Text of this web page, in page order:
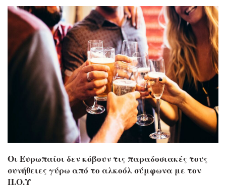
Οι Ευρωπαίοι δεν κόβουν τις παραδοσιακές τους
συνήθειες γύρω από το αλκοόλ σύμφωνα με τον
Π.Ο.Υ